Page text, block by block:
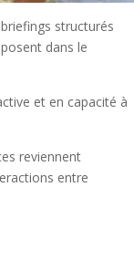
structurés
dans le
et en capacité à
reviennent
entre